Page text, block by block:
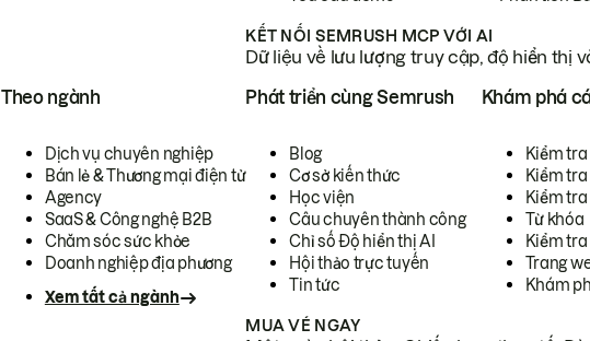
KẾT NỐI SEMRUSH MCP VỚI AI
Dữ liệu về lưu lượng truy cập, độ hiển thị
Theo ngành
Dịch vụ chuyên nghiệp
Bán lẻ & Thương mại điện tử
Agency
SaaS & Công nghệ B2B
Chăm sóc sức khỏe
Doanh nghiệp địa phương
Xem tất cả ngành
Phát triển cùng Semrush
Blog
Cơ sở kiến thức
Học viện
Câu chuyên thành công
Chỉ số Độ hiển thị AI
Hội thảo trực tuyến
Tin tức
Khám phá
Kiểm
Kiểm tra
Kiểm
Từ khóa
Kiểm
Trang
Khám
MUA VÉ NGAY